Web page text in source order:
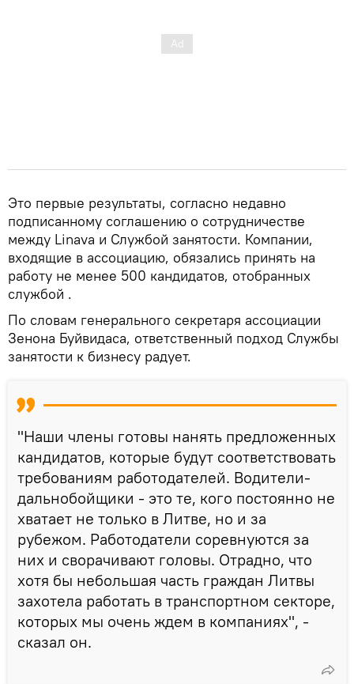
Это первые результаты, согласно недавно
подписанному соглашению о сотрудничестве
между Linava и Службой занятости. Компании,
входящие в ассоциацию, обязались принять на
работу не менее 500 кандидатов, отобранных
службой .
По словам генерального секретаря ассоциации
Зенона Буйвидаса, ответственный подход Службы
занятости к бизнесу радует.
"Наши члены готовы нанять предложенных
кандидатов, которые будут соответствовать
требованиям работодателей. Водители-
дальнобойщики - это те, кого постоянно не
хватает не только в Литве, но и за
рубежом. Работодатели соревнуются за
них и сворачивают головы. Отрадно, что
хотя бы небольшая часть граждан Литвы
захотела работать в транспортном секторе,
которых мы очень ждем в компаниях", -
сказал он.